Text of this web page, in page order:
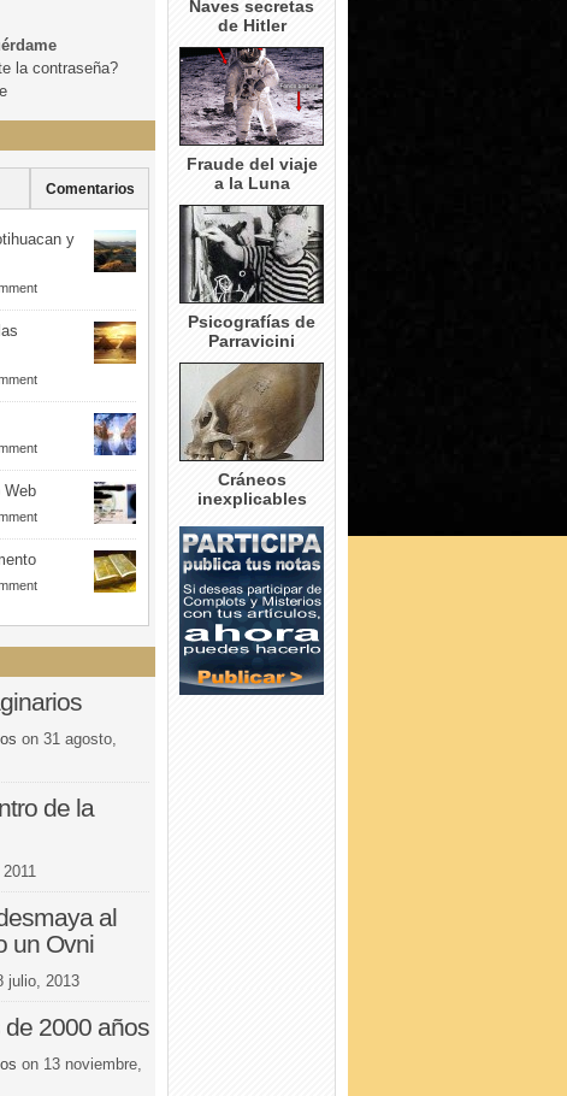
la contraseña?
Comentarios
y
Web
on 31 agosto,
de la
al
un Ovni
julio, 2013
2000 años
on 13 noviembre,
Naves secretas
de Hitler
Fraude del viaje
a la Luna
Psicografías de
Parravicini
Cráneos
inexplicables